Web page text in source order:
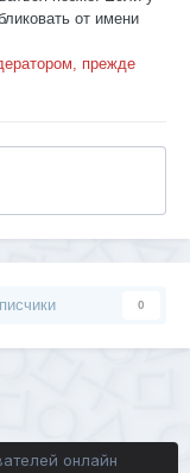
от имени
прежде
0
онлайн